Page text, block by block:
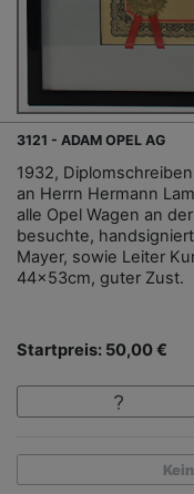
3121 - ADAM OPEL AG
1932,
an Herrn Hermann
alle Opel Wagen an
besuchte,
Mayer, sowie Leiter
44x53cm, guter Zust.
Startpreis: 50,00 €